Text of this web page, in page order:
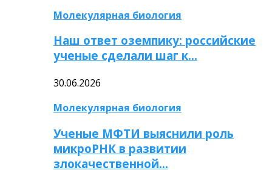
Молекулярная биология
Наш ответ оземпику: российские
ученые сделали шаг к…
30.06.2026
Молекулярная биология
Ученые МФТИ выяснили роль
микроРНК в развитии
злокачественной…